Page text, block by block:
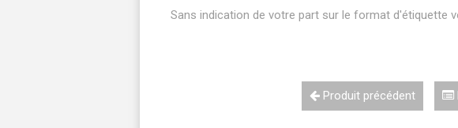
Sans indication de votre part sur le format d'étiquette
Produit précédent